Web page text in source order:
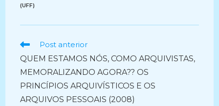
(UFF)
Ler
artigos
Post anterior
QUEM ESTAMOS NÓS, COMO ARQUIVISTAS,
MEMORALIZANDO AGORA?? OS
PRINCÍPIOS ARQUIVÍSTICOS E OS
ARQUIVOS PESSOAIS (2008)